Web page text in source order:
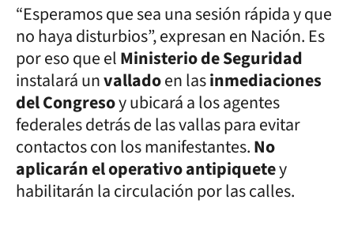
“Esperamos que sea una sesión rápida y que
no haya disturbios”, expresan en Nación. Es
por eso que elMinisterio de Seguridad
instalará unvalladoen lasinmediaciones
del Congresoy ubicará a los agentes
federales detrás de las vallas para evitar
contactos con los manifestantes.No
aplicarán el operativo antipiquetey
habilitarán la circulación por las calles.